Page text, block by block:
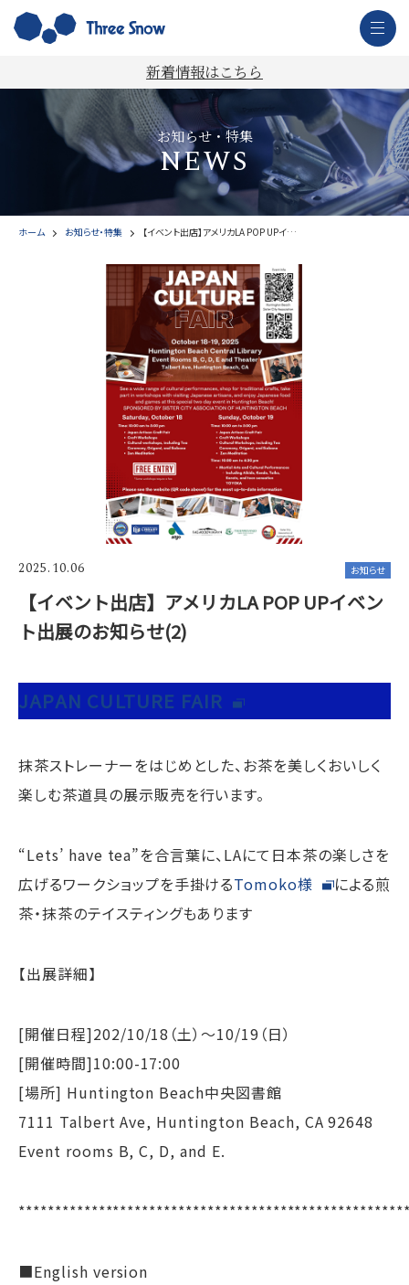
新着情報はこちら
ホーム お知らせ・特集 【イベント出店】アメリカLA POP UPイベント出展のお知らせ(2)
お知らせ・特集
NEWS
2025.10.06 お知らせ
【イベント出店】アメリカLA POP UPイベン
ト出展のお知らせ(2)
JAPAN CULTURE FAIR
抹茶ストレーナーをはじめとした、お茶を美しくおいしく
楽しむ茶道具の展示販売を行います。
“Lets’ have tea”を合言葉に、LAにて日本茶の楽しさを
広げるワークショップを手掛けるTomoko様
による煎
茶・抹茶のテイスティングもあります
【出展詳細】
[開催日程]202/10/18（土）～10/19（日）
[開催時間]10:00-17:00
[場所] Huntington Beach中央図書館
7111 Talbert Ave, Huntington Beach, CA 92648
Event rooms B, C, D, and E.
■English version